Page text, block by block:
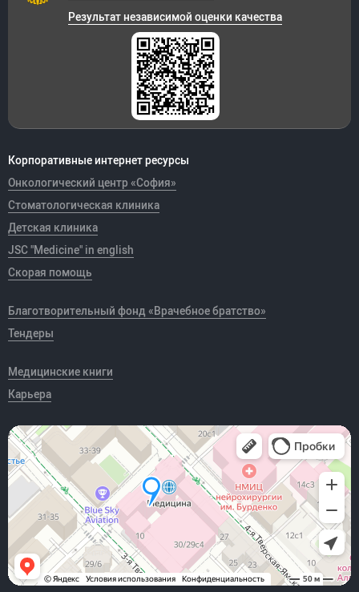
Корпоративные интернет ресурсы
Онкологический центр «София»
Стоматологическая клиника
Детская клиника
JSC "Medicine" in english
Скорая помощь
Благотворительный фонд «Врачебное братство»
Тендеры
Медицинские книги
Карьера
Результат независимой оценки качества